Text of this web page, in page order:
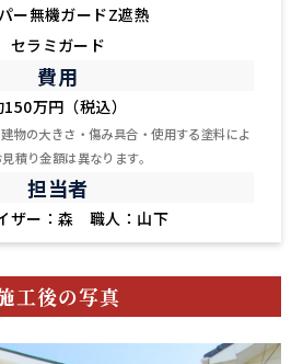
ー無機ガードZ遮熱
セラミガード
費用
150万円（税込）
物の大きさ・傷み具合・使用する塗料によ
積り金額は異なります。
担当者
ザー：森 職人：山下
工後の写真